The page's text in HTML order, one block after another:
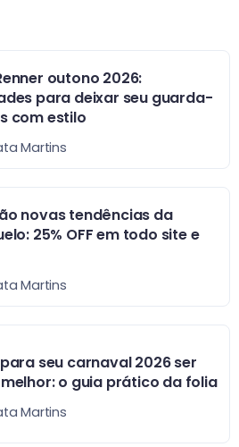
outono 2026:
para deixar seu guarda-
com estilo
Martins
novas tendências da
25% OFF em todo site e
Martins
seu carnaval 2026 ser
o guia prático da folia
Martins